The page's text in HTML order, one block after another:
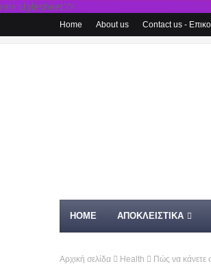
rel='stylesheet'/>
Home About us Contact us -
HOME ΑΠΟΚΛΕΙΣΤΙΚΑ
Αρχική σελίδα Health Πώς να κάνετε